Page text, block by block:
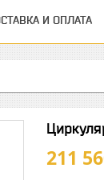
И ОПЛАТА
211